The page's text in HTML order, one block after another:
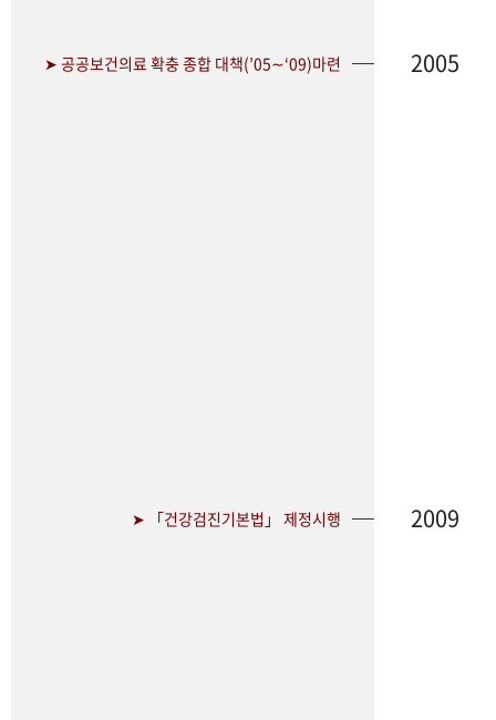
➤ 공공보건의료 확충 종합 대책(’05∼‘09)마련 2005
➤ 「건강검진기본법」 제정시행 2009